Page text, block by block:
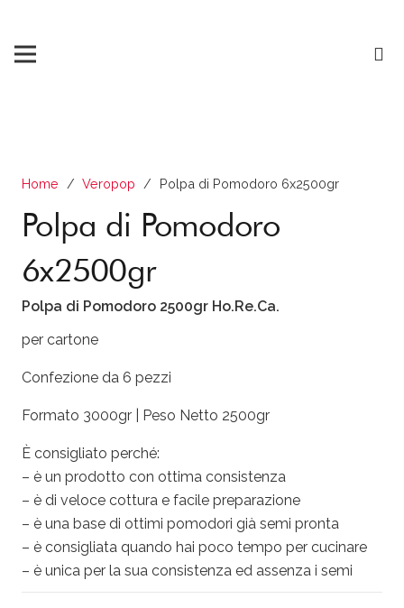
Home / Veropop / Polpa di Pomodoro 6x2500gr
Polpa di Pomodoro
6x2500gr
Polpa di Pomodoro 2500gr Ho.Re.Ca.
per cartone
Confezione da 6 pezzi
Formato 3000gr | Peso Netto 2500gr
È consigliato perché:
– è un prodotto con ottima consistenza
– è di veloce cottura e facile preparazione
– è una base di ottimi pomodori già semi pronta
– è consigliata quando hai poco tempo per cucinare
– è unica per la sua consistenza ed assenza i semi